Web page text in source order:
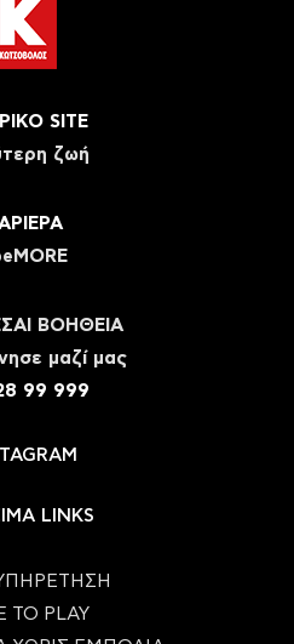
SITE
ζωή
ΒΟΗΘΕΙΑ
μαζί μας
99 999
LINKS
TO PLAY